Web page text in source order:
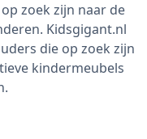
zoek zijn naar de
Kidsgigant.nl
die op zoek zijn
kindermeubels